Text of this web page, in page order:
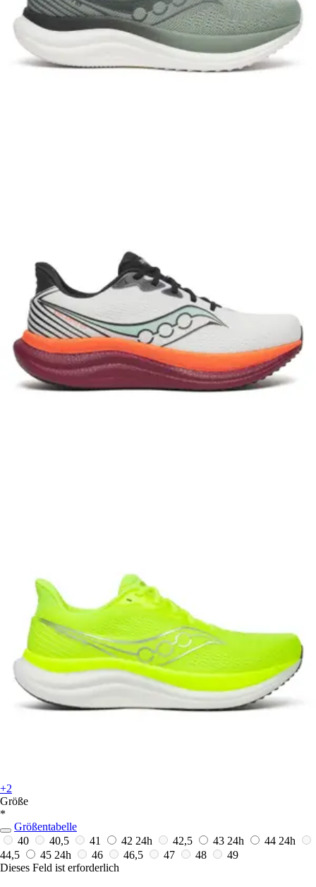
+2
Größe
*
Größentabelle
40
40,5 41 42 24h 42,5 43 24h 44 24h
44,5
45 24h 46 46,5 47 48
49
Dieses Feld ist erforderlich